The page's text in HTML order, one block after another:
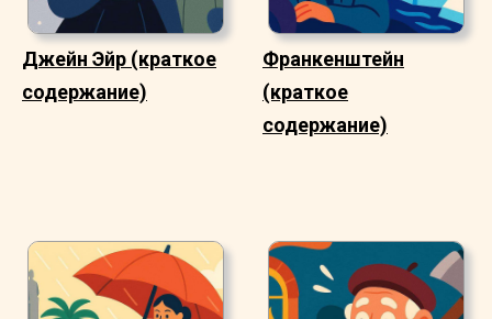
Джейн Эйр (краткое
содержание)
Франкенштейн
(краткое
содержание)